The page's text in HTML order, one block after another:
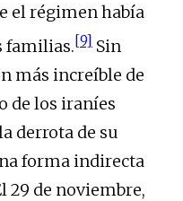
el régimen había
familias.[9] Sin
más increíble de
de los iraníes
derrota de su
forma indirecta
29 de noviembre,